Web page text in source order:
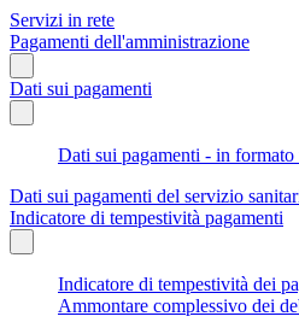
Servizi in rete
Pagamenti dell'amministrazione
Dati sui pagamenti
Dati sui pagamenti - in formato
Dati sui pagamenti del servizio
Indicatore di tempestività pagamenti
Indicatore di tempestività dei
Ammontare complessivo dei